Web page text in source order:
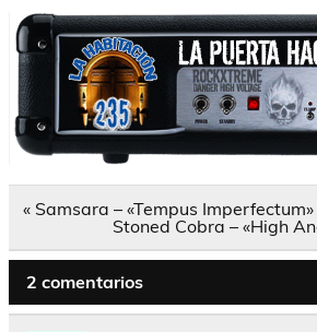
Navegación
« Samsara – «Tempus
Stoned Cobra – «High
2 comentarios